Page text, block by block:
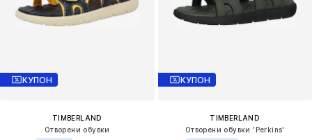
КУПОН
TIMBERLAND
Отворени обувки
КУПОН
TIMBERLAND
Отворени обувки 'Perkins'